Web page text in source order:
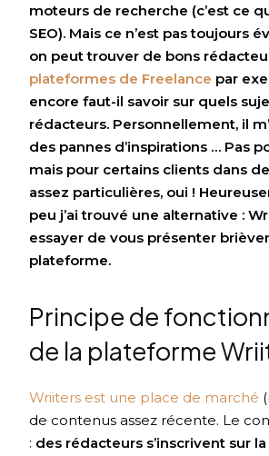
moteurs de recherche (c’est ce
SEO). Mais ce n’est pas toujours
on peut trouver de bons
plateformes de Freelance par
encore faut-il savoir sur quels
rédacteurs. Personnellement, il
des pannes d’inspirations … Pas
mais pour certains clients dans
assez particulières, oui !
peu j’ai trouvé une alternative :
essayer de vous présenter
plateforme.
Principe de
de la plateforme
Wriiters est une place de marché
de contenus assez récente. Le
: des rédacteurs s’inscrivent sur